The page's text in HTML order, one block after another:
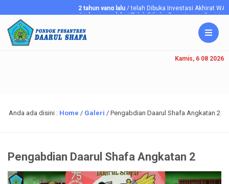
2 tahun yang lalu/ telah Dibuka Investasi Akhirat WAKAF
6 tahun yang lalu/ Telah Dibuka Penerimaan
Kamis, 6 08 2026
Anda ada disini : Home / Galeri / Pengabdian Daarul Shafa Angkatan 2
Pengabdian Daarul Shafa Angkatan 2